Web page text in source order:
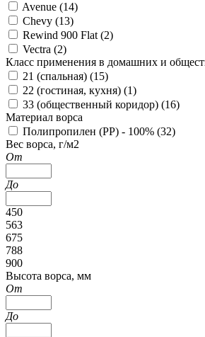
Avenue (14)
Chevy (13)
Rewind 900 Flat (2)
Vectra (2)
Класс применения в домашних и
21 (спальная) (15)
22 (гостиная, кухня) (1)
33 (общественный коридор) (16)
Материал ворса
Полипропилен (PP) - 100% (32)
Вес ворса, г/м2
От
До
450
563
675
788
900
Высота ворса, мм
От
До